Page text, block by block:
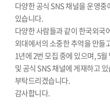
다양한 공식 SNS 채널을 운영
있습니다.
다양한 사람들과 같이 한국외국
외대에서의 소중한 추억을 만들
1년에 2번 모집 중에 있으며, 5
및 공식 SNS 채널에 게재하고
부탁드리겠습니다.
감사합니다.